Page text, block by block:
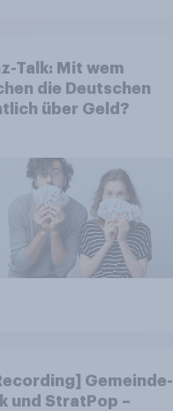
Talk: Mit wem
die Deutschen
über Geld?
Gemeinde-
und StratPop –